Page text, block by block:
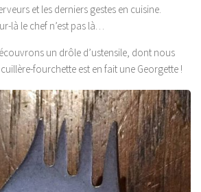
et les derniers gestes en cuisine.
là le chef n’est pas là…
un drôle d’ustensile, dont nous
fourchette est en fait une Georgette !